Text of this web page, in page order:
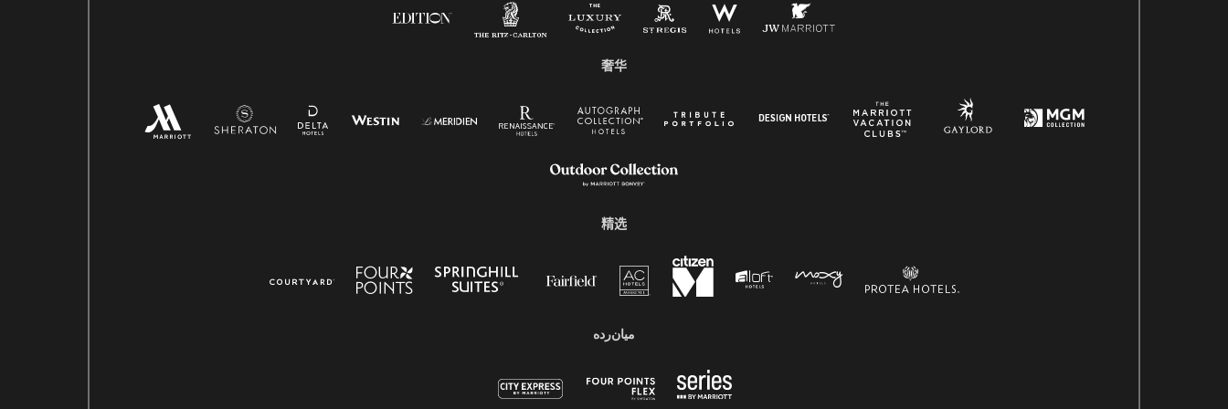
奢华
精选
میان‌رده